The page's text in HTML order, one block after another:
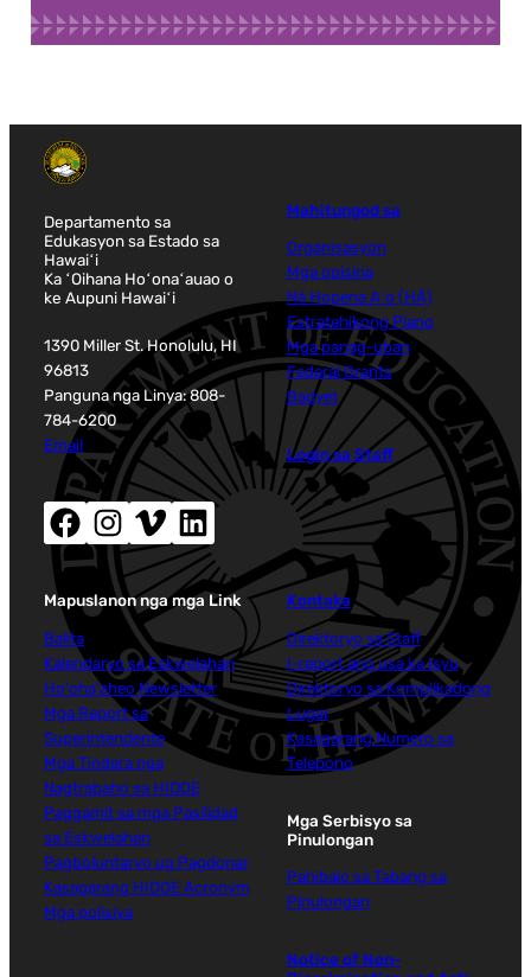
Departamento sa
Edukasyon sa Estado sa
Hawaiʻi
Ka ʻOihana Hoʻonaʻauao o
ke Aupuni Hawaiʻi
1390 Miller St. Honolulu, HI
96813
Panguna nga Linya: 808-
784-6200
Email
Facebook (nag-abli sa bag-ong bintana)
Instagram (nag-abli sa bag-ong bintana)
Vimeo (nag-abli sa bag-ong bintana)
LinkedIn (nag-abli sa bag-ong bintana)
Mahitungod sa
Organisasyon
Mga opisina
Nā Hopena Aʻo (HĀ)
Estratehikong Plano
Mga panag-uban
Federal Grants
Badyet
Login sa Staff
Mapuslanon nga mga Link
Balita
Kalendaryo sa Eskwelahan
Ho'oha'aheo Newsletter
Mga Report sa
Superintendente
Mga Tindera nga
Nagtrabaho sa HIDOE
Paggamit sa mga Pasilidad
sa Eskwelahan
Pagboluntaryo ug Pagdonar
Kasagarang HIDOE Acronym
Mga polisiya
Kontaka
Direktoryo sa Staff
I-report ang usa ka Isyu
Direktoryo sa Komplikadong
Lugar
Kasagarang Numero sa
Telepono
Mga Serbisyo sa
Pinulongan
Pahibalo sa Tabang sa
Pinulongan
Notice of Non-